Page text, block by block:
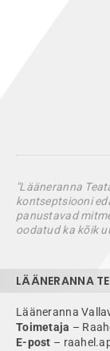
"Lääneranna
kontseptsiooni
panustavad
oodatud ka kõik
LÄÄNERANNA
Lääneranna
Toimetaja –
E-post –